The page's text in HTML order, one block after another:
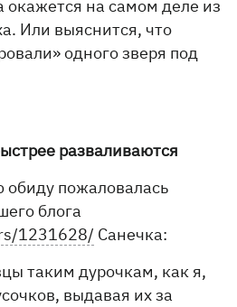
окажется на самом деле из
Или выяснится, что
одного зверя под
разваливаются
обиду пожаловалась
блога
1231628/ Санечка:
таким дурочкам, как я,
выдавая их за